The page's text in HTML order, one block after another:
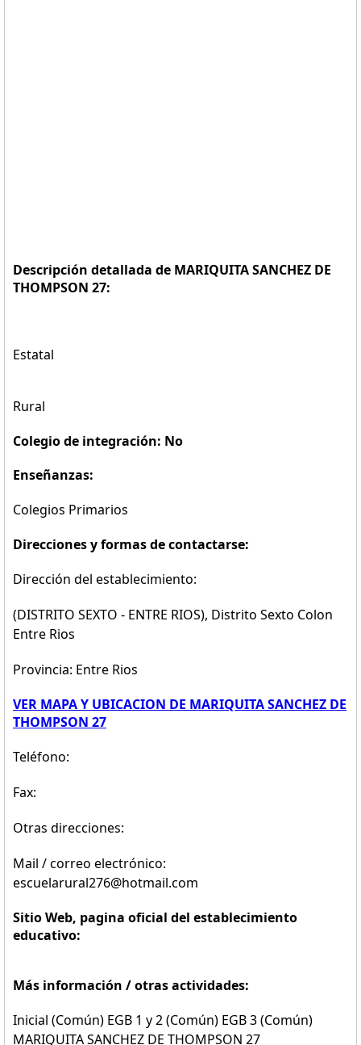
Descripción detallada de MARIQUITA SANCHEZ DE
THOMPSON 27:
Estatal
Rural
Colegio de integración: No
Enseñanzas:
Colegios Primarios
Direcciones y formas de contactarse:
Dirección del establecimiento:
(DISTRITO SEXTO - ENTRE RIOS), Distrito Sexto Colon
Entre Rios
Provincia: Entre Rios
VER MAPA Y UBICACION DE MARIQUITA SANCHEZ DE
THOMPSON 27
Teléfono:
Fax:
Otras direcciones:
Mail / correo electrónico:
escuelarural276@hotmail.com
Sitio Web, pagina oficial del establecimiento
educativo:
Más información / otras actividades:
Inicial (Común) EGB 1 y 2 (Común) EGB 3 (Común)
MARIQUITA SANCHEZ DE THOMPSON 27